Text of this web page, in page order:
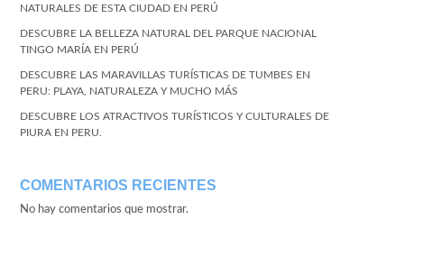
NATURALES DE ESTA CIUDAD EN PERÚ
DESCUBRE LA BELLEZA NATURAL DEL PARQUE NACIONAL
TINGO MARÍA EN PERÚ
DESCUBRE LAS MARAVILLAS TURÍSTICAS DE TUMBES EN
PERU: PLAYA, NATURALEZA Y MUCHO MÁS
DESCUBRE LOS ATRACTIVOS TURÍSTICOS Y CULTURALES DE
PIURA EN PERU.
COMENTARIOS RECIENTES
No hay comentarios que mostrar.